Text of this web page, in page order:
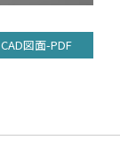
CAD図面-PDF